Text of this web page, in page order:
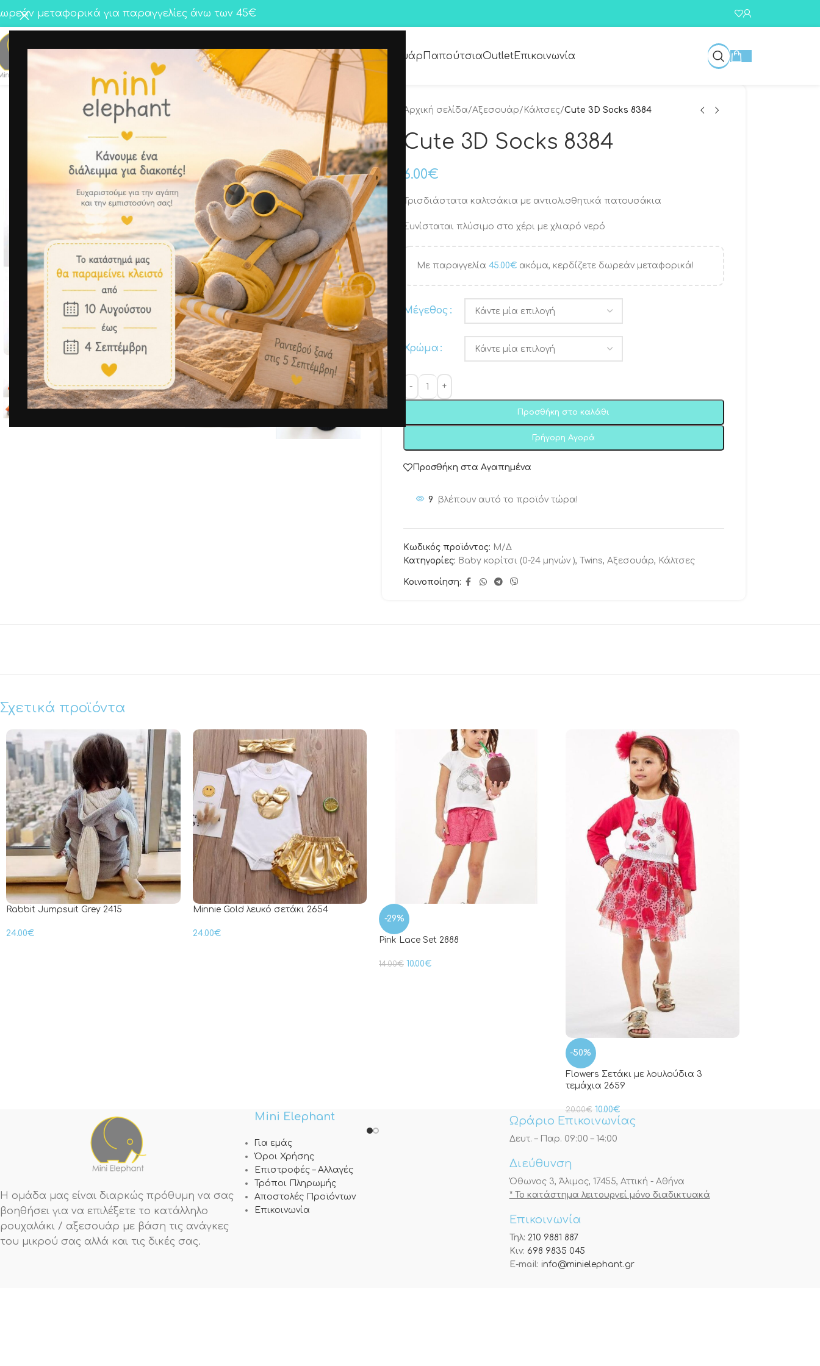
μεταφορικά για παραγγελίες άνω των 45€
ΚορίτσιΑγόρι Twins Premium Collection Αξεσουάρ ΠαπούτσιαOutletΕπικοινωνία
Μεγέθυνση
Αρχική σελίδα/Αξεσουάρ/ Κάλτσες/Cute 3D Socks 8384
Cute 3D Socks 8384
6.00€
Τρισδιάστατα καλτσάκια με αντιολισθητικά πατουσάκια
Συνίσταται πλύσιμο στο χέρι με χλιαρό νερό
Με παραγγελία 45.00€ακόμα, κερδίζετε δωρεάν μεταφορικά!
Μέγεθος
Χρώμα
Προσθήκη στο καλάθι
Γρήγορη Αγορά
Προσθήκη στα Αγαπημένα
9 βλέπουν αυτό το προϊόν τώρα!
Κωδικός προϊόντος: Μ/Δ
Κατηγορίες: Baby κορίτσι (0-24 μηνών ), Twins, Αξεσουάρ, Κάλτσες
Κοινοποίηση:
Σχετικά προϊόντα
Rabbit Jumpsuit Grey 2415
24.00€
Minnie Gold λευκό σετάκι 2654
24.00€
-29%
Pink Lace Set 2888
14.00€ 10.00€
-50%
Flowers Σετάκι με λουλούδια 3
τεμάχια 2659
20.00€ 10.00€
Η ομάδα μας είναι διαρκώς πρόθυμη να σας
βοηθήσει για να επιλέξετε το κατάλληλο
ρουχαλάκι / αξεσουάρ με βάση τις ανάγκες
του μικρού σας αλλά και τις δικές σας.
Mini Elephant
Για εμάς
Όροι Χρήσης
Επιστροφές – Αλλαγές
Τρόποι Πληρωμής
Αποστολές Προϊόντων
Επικοινωνία
Ωράριο Επικοινωνίας
Δευτ. – Παρ. 09:00 – 14:00
Διεύθυνση
Όθωνος 3, Άλιμος, 17455, Αττική - Αθήνα
* Το κατάστημα λειτουργεί μόνο διαδικτυακά
Επικοινωνία
Τηλ: 210 9881 887
Κιν: 698 9835 045
E-mail: info@minielephant.gr